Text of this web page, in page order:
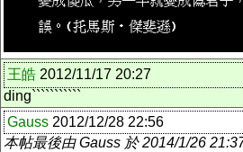
王皓 2012/11/17 20:27
ding```````````
Gauss 2012/12/28 22:56
本帖最後由 Gauss 於 2014/1/26